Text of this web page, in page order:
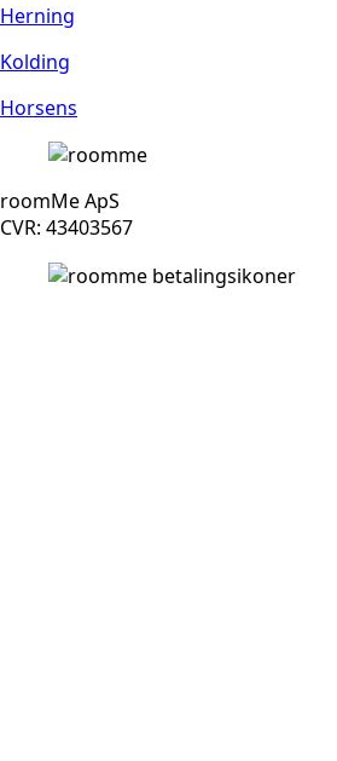
Herning
Kolding
Horsens
roomMe ApS
CVR: 43403567